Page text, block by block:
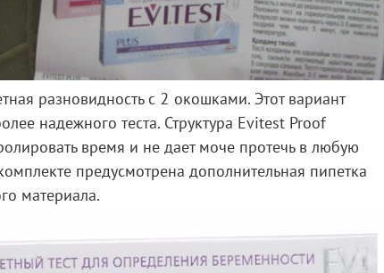
разновидность с 2 окошками. Этот вариант
надежного теста. Структура Evitest Proof
время и не дает моче протечь в любую
предусмотрена дополнительная пипетка
материала.